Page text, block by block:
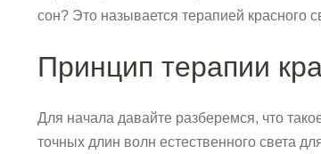
сон? Это называется терапией красного
Принцип терапии
Для начала давайте разберемся, что
точных длин волн естественного света